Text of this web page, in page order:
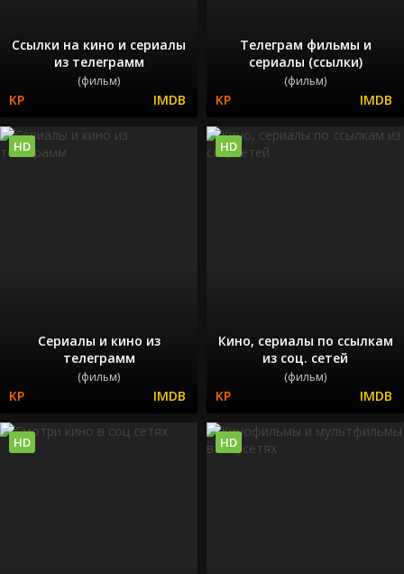
Ссылки на кино и сериалы
из телеграмм
(фильм)
Телеграм фильмы и
сериалы (ссылки)
(фильм)
Сериалы и кино из
телеграмм
(фильм)
HD
Кино, сериалы по ссылкам
из соц. сетей
(фильм)
HD
HD HD